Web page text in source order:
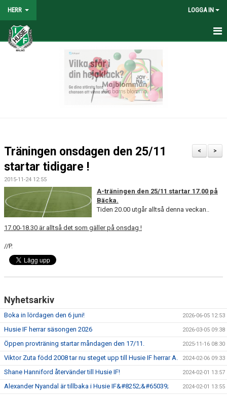
HERR LOGGA IN
HEM
BILDGALLERI
KONTAKT
>
<
Träningen onsdagen den 25/11
startar tidigare !
2015-11-24 12:55
A-träningen den 25/11 startar 17.00 på
Bäcka.
Tiden 20.00 utgår alltså denna veckan..
17.00-18.30 är alltså det som gäller på onsdag !
//P.
Nyhetsarkiv
Boka in lördagen den 6 juni! 2026-06-05 12:53
Husie IF herrar säsongen 2026 2026-03-05 09:38
Öppen provträning startar måndagen den 17/11. 2025-11-16 08:30
Viktor Zuta född 2008 tar nu steget upp till Husie IF herrar A. 2024-02-06 09:33
Shane Hanniford återvänder till Husie IF! 2024-02-01 13:57
Alexander Nyandal är tillbaka i Husie IF&#8252;&#65039; 2024-02-01 13:55